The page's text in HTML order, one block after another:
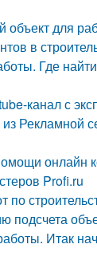
объект для
в
Где
канал с
Рекламной
онлайн
Profi.ru
по
подсчета
Итак